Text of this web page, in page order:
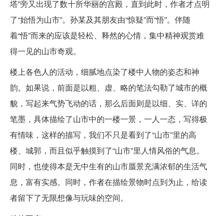
塔”旁又出现了数十所华丽的宫殿，直到此时，作者才点明
了“始悟为山市”。孙某及其朋友由“惊疑”而“悟”。伴随
着“悟”而来的应该是轻松、释然的心情，集中精神观赏难
得一见的山市奇观。
楼上各色人的活动，细腻地点染了楼中人物的姿态和神
韵。如果说，前面是以粗、虚、略的笔法勾勒了城市的概
貌，写起来气势飞动的话，那么后面则是以细、实、详的
笔墨，具体描绘了山市中的一楼一景，一人一态，写得极
有情味，这样的描写，我们不只是看到了“山市”里的高
楼、城郭，而且似乎触摸到了“山市”里人情风俗的气息。
同时，也使得本是无中生有的山市蜃景充满浓郁的生活气
息，富有实感。同时，作者在描绘景物时点到为止，给读
者留下了无限想像与玩味的空间。